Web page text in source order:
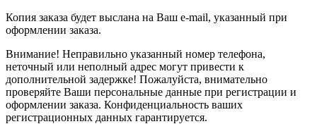
Копия заказа будет выслана на Ваш e-mail, указанный при
оформлении заказа.
Внимание! Неправильно указанный номер телефона,
неточный или неполный адрес могут привести к
дополнительной задержке! Пожалуйста, внимательно
проверяйте Ваши персональные данные при регистрации и
оформлении заказа. Конфиденциальность ваших
регистрационных данных гарантируется.